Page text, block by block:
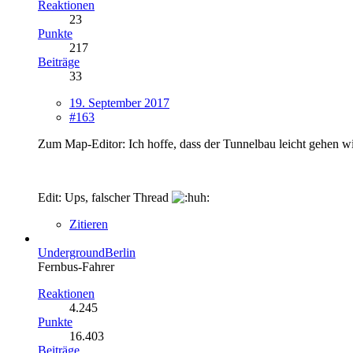
Reaktionen
23
Punkte
217
Beiträge
33
19. September 2017
#163
Zum Map-Editor: Ich hoffe, dass der Tunnelbau leicht gehen
Edit: Ups, falscher Thread
Zitieren
UndergroundBerlin
Fernbus-Fahrer
Reaktionen
4.245
Punkte
16.403
Beiträge